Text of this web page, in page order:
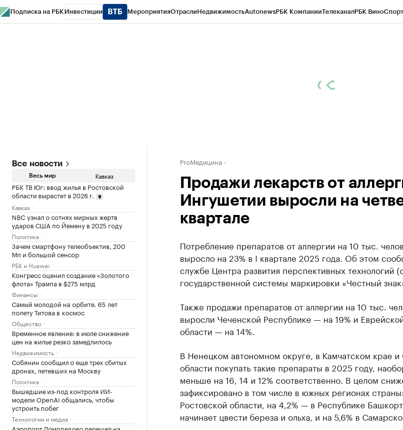
Подписка на РБК Инвестиции МероприятияОтраслиНедвижимостьAutonewsРБК КомпанииТелеканалРБК ВиноСпорт
Все новости
Весь мир Кавказ
РБК ТВ Юг: ввод жилья в Ростовской
области вырастет в 2026 г.
Кавказ
NBC узнал о сотнях мирных жертв
ударов США по Йемену в 2025 году
Политика
Зачем смартфону телеобъектив, 200
Мп и большой сенсор
РБК и Huawei
Конгресс оценил создание «Золотого
флота» Трампа в $275 млрд
Финансы
Самый молодой на орбите. 65 лет
полету Титова в космос
Общество
Временное явление: в июле снижение
цен на жилье резко замедлилось
Недвижимость
Собянин сообщил о еще трех сбитых
дронах, летевших на Москву
Политика
Вышедшие из-под контроля ИИ-
модели OpenAI общались, чтобы
устроить побег
Технологии и медиа
Аэропорт Домодедово перешел на
ProМедицина
Продажи лекарств от
Ингушетии выросли на
квартале
Потребление препаратов от аллергии на 10 тыс.
выросло на 23% в I квартале 2025 года. Об этом
службе Центра развития перспективных технологий
государственной системы маркировки «Честный
Также продажи препаратов от аллергии на 10 тыс.
выросли Чеченской Республике — на 19% и
области — на 14%.
В Ненецком автономном округе, в Камчатском крае
области покупать такие препараты в 2025 году,
меньше на 16, 14 и 12% соответственно. В целом
зафиксировано в том числе в южных регионах
Ростовской области, на 4,2% — в Республике
начинает цвести береза и ольха, и на 5,6% в